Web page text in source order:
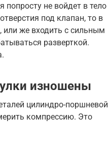
не войдет в тело
под клапан, то в
или же входить с сильным
разверткой.
изношены
цилиндро-поршневой
компрессию. Это